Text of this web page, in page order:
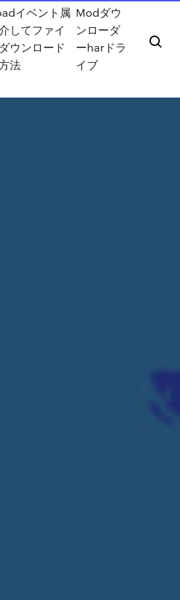
イベント属
してファイ
ウンロード
法
Modダウ
ンローダ
ーharドラ
イブ